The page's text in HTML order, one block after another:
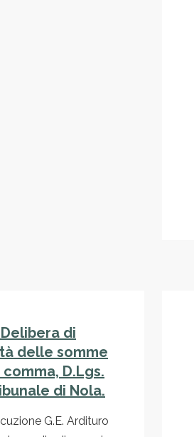
di
delle somme
comma, D.Lgs.
di Nola.
G.E. Ardituro